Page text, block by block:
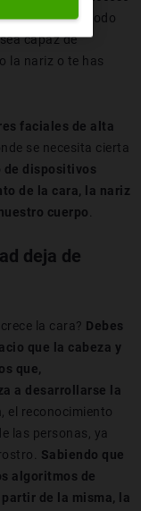
en un periodo
capaz de
la nariz o te has
faciales de alta
se necesita cierta
de dispositivos
de la cara, la nariz
cuerpo
deja de
la cara? Debes
que la cabeza y
que,
a desarrollarse la
el reconocimiento
las personas, ya
Sabiendo que
algoritmos de
de la misma, la